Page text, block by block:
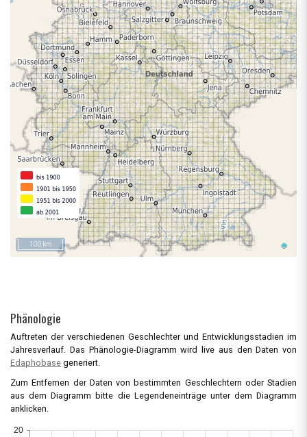
100 km
Phänologie
Auftreten der verschiedenen Geschlechter und Entwicklungsstadien im
Jahresverlauf. Das Phänologie-Diagramm wird live aus den Daten von
Edaphobase generiert.
Zum Entfernen der Daten von bestimmten Geschlechtern oder Stadien
aus dem Diagramm bitte die Legendeneinträge unter dem Diagramm
anklicken.
20